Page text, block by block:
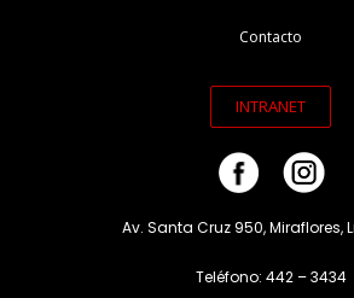
Contacto
INTRANET
Av. Santa Cruz 950, Miraflores,
Teléfono: 442 – 3434